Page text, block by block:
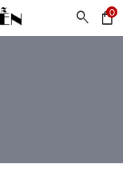
search shopping_bag
0